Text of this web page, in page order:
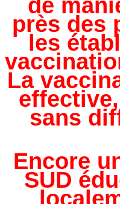
de
près des
les
La
sans
Encore
SUD